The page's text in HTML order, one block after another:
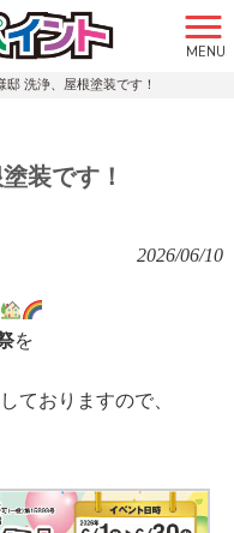
MENU
邸 洗浄、屋根塗装です！
装です！
2026/06/10
を
ておりますので、